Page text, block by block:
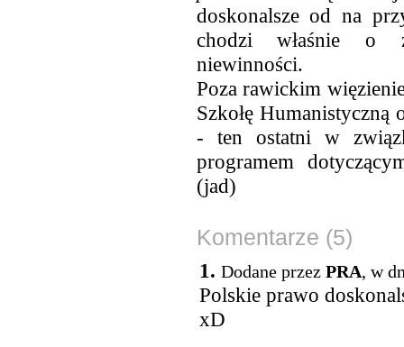
doskonalsze od na
chodzi właśnie o
niewinności.
Poza rawickim
Szkołę
- ten ostatni w
programem
(jad)
Komentarze (5)
1. Dodane przez PRA, w
Polskie prawo
xD